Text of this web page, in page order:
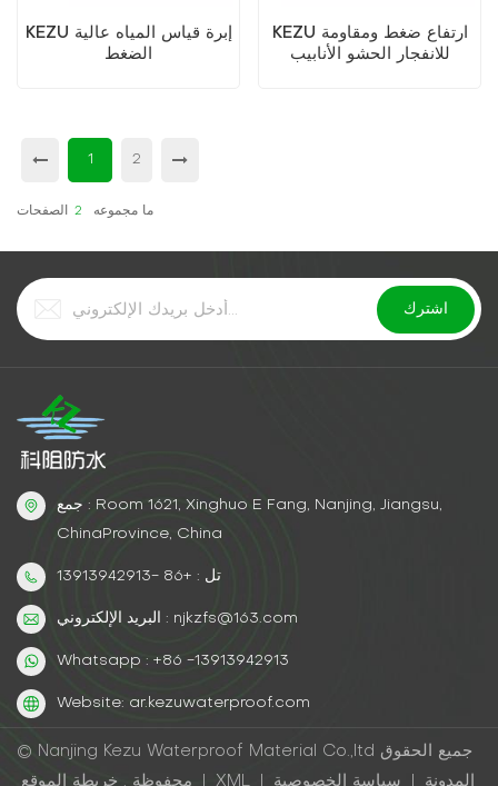
KEZU إبرة قياس المياه عالية
الضغط
KEZU ارتفاع ضغط ومقاومة
للانفجار الحشو الأنابيب
1 2
ما مجموعه 2 الصفحات
جمع : Room 1621, Xinghuo E Fang, Nanjing, Jiangsu,
ChinaProvince, China
تل : +86 -13913942913
البريد الإلكتروني : njkzfs@163.com
Whatsapp : +86 -13913942913
Website: ar.kezuwaterproof.com
© Nanjing Kezu Waterproof Material Co.,ltd جميع الحقوق
محفوظة .
XML المدونة سياسة الخصوصية